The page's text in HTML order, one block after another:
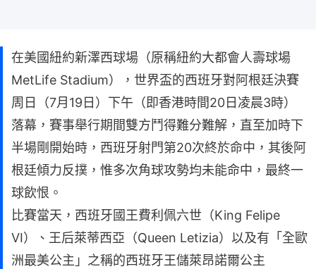
在美國紐約新澤西球場（原稱紐約大都會人壽球場
MetLife Stadium），世界盃的西班牙對阿根廷決賽
周日（7月19日）下午（即香港時間20日凌晨3時）
落幕，賽事舉行期間雙方鬥得難分難解，直至加時下
半場剛開始時，西班牙射門第20次終於命中，其後阿
根廷傾力反撲，惟多次角球攻勢均未能命中，最終一
球飲恨。
比賽當天，西班牙國王費利佩六世（King Felipe
VI）、王后萊蒂西亞（Queen Letizia）以及有「全歐
洲最美公主」之稱的西班牙王儲萊昂諾爾公主